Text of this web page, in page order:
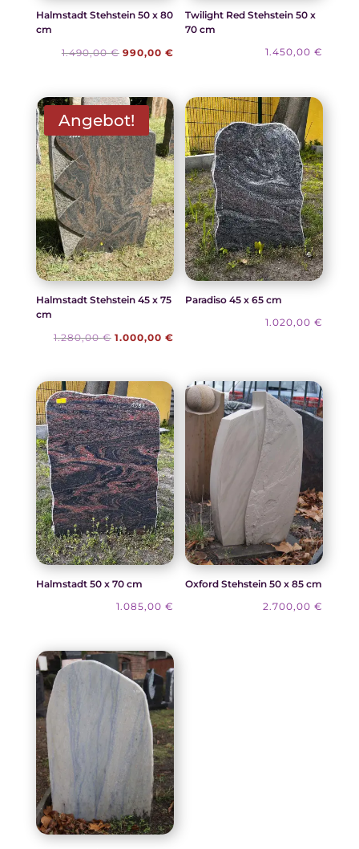
Halmstadt Stehstein 50 x 80
cm
1.490,00€ Ursprünglicher
1.490,00 €
990,00 €Aktueller
990,00 €.
Twilight Red Stehstein 50 x
70 cm
1.450,00€
Angebot!
Halmstadt Stehstein 45 x 75
cm
1.280,00€ Ursprünglicher
1.280,00 €
1.000,00 €Aktueller
1.000,00 €.
Paradiso 45 x 65 cm
1.020,00€
Halmstadt 50 x 70 cm
1.085,00 €
Oxford Stehstein 50 x 85 cm
2.700,00€